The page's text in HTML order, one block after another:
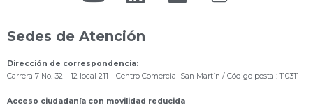
Sedes de Atención
Dirección de correspondencia:
Carrera 7 No. 32 – 12 local 211 – Centro Comercial San Martín / Código postal: 110311
Acceso ciudadanía con movilidad reducida